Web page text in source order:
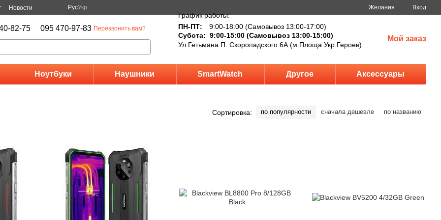
Новости РусУкр Желания Вход
82-75 095 470-97-83 Перезвонить вам?
График работы:
ПН-ПТ:
9:00-18:00 (Самовывоз 13:00-17:00)
Субота: 9:00-15:00 (Самовывоз 13:00-15:00)
Ул.Гетьмана П. Скоропадского 6А (м.Площа Укр.Героев)
Мой заказ
Ноутбуки Наушники SmartWatch Другое Аксессуары
Сортировка: по популярности сначала дешевле по названию